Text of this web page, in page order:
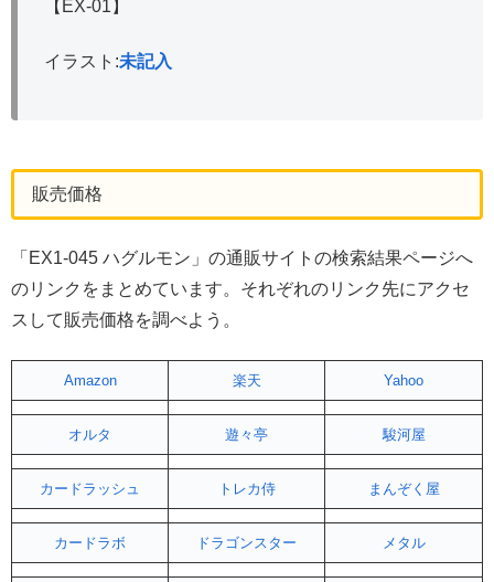
【EX-01】
イラスト:未記入
販売価格
「EX1-045 ハグルモン」の通販サイトの検索結果ページへ
のリンクをまとめています。それぞれのリンク先にアクセ
スして販売価格を調べよう。
Amazon 楽天 Yahoo
オルタ 遊々亭 駿河屋
カードラッシュ トレカ侍 まんぞく屋
カードラボ ドラゴンスター メタル